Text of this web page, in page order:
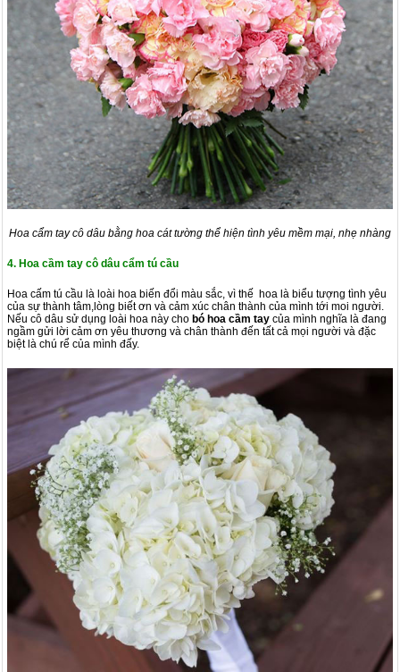
Hoa cẩm tay cô dâu bằng hoa cát tường thể hiện tình yêu mềm mại, nhẹ nhàng
4. Hoa cầm tay cô dâu cẩm tú cầu
Hoa cấm tú cầu là loài hoa biến đổi màu sắc, vì thế hoa là biểu tượng tình yêu
của sự thành tâm,lòng biết ơn và cảm xúc chân thành của mình tới moi người.
Nếu cô dâu sử dụng loài hoa này cho bó hoa cầm tay của mình nghĩa là đang
ngầm gửi lời cảm ơn yêu thương và chân thành đến tất cả mọi người và đặc
biệt là chú rể của mình đấy.